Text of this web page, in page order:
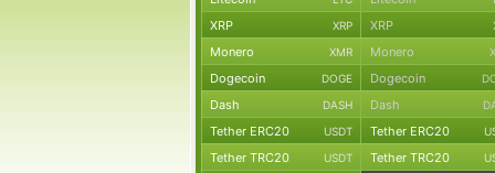
XRP XRP XRP
Monero XMR Monero
Dogecoin DOGE Dogecoin
Dash DASH Dash
Tether ERC20 USDT Tether ERC20
Tether TRC20 USDT Tether TRC20